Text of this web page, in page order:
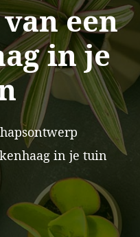
een
in je
in je tuin